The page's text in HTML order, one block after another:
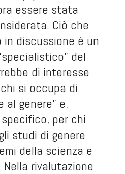
essere stata
Ciò che
in discussione è un
del
di interesse
si occupa di
al genere” e,
per chi
studi di genere
della scienza e
rivalutazione